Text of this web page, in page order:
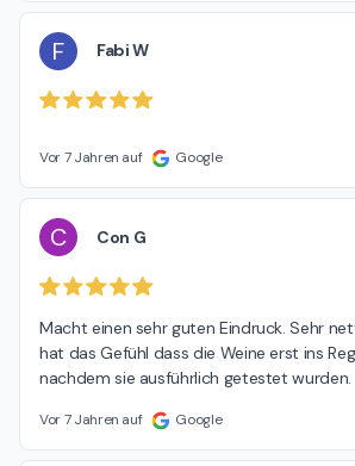
F Fabi W
Vor 7 Jahren auf Google
C Con G
Macht einen sehr guten Eindruck. Sehr
hat das Gefühl dass die Weine erst ins
nachdem sie ausführlich getestet wurden.
Vor 7 Jahren auf Google